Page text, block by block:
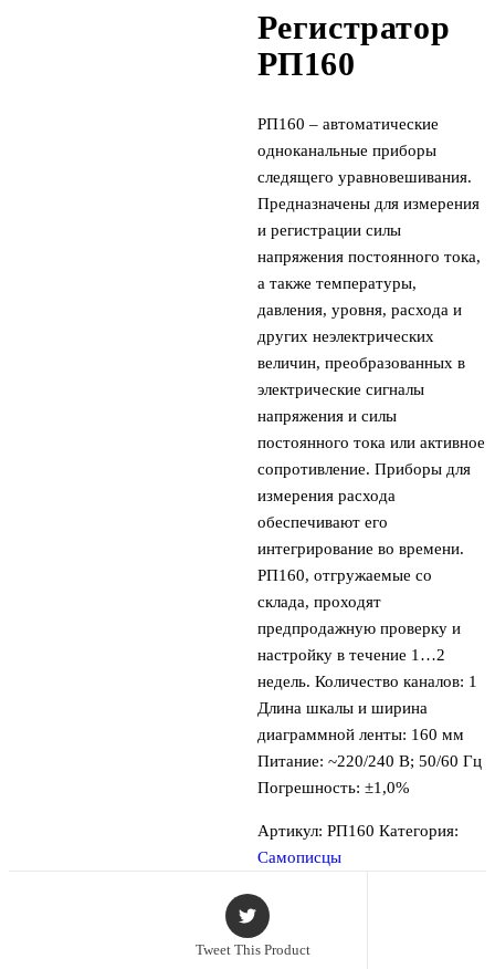
Регистратор
РП160
РП160 – автоматические
одноканальные приборы
следящего уравновешивания.
Предназначены для измерения
и регистрации силы
напряжения постоянного тока,
а также температуры,
давления, уровня, расхода и
других неэлектрических
величин, преобразованных в
электрические сигналы
напряжения и силы
постоянного тока или активное
сопротивление. Приборы для
измерения расхода
обеспечивают его
интегрирование во времени.
РП160, отгружаемые со
склада, проходят
предпродажную проверку и
настройку в течение 1…2
недель. Количество каналов: 1
Длина шкалы и ширина
диаграммной ленты: 160 мм
Питание: ~220/240 В; 50/60 Гц
Погрешность: ±1,0%
Артикул: РП160 Категория:
Самописцы
Tweet This Product